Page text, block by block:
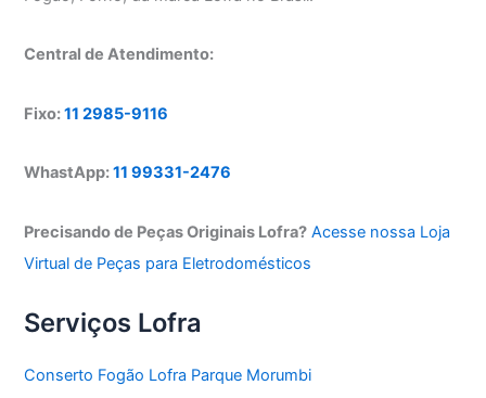
Central de Atendimento:
Fixo:11 2985-9116
WhastApp:11 99331-2476
Precisando de Peças Originais Lofra? Acesse nossa Loja
Virtual de Peças para Eletrodomésticos
Serviços Lofra
Conserto Fogão Lofra Parque Morumbi